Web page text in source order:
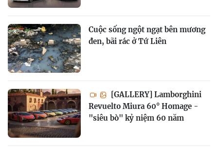
Cuộc sống ngột ngạt bên mương
đen, bãi rác ở Tứ Liên
[GALLERY] Lamborghini
Revuelto Miura 60° Homage -
"siêu bò" kỷ niệm 60 năm